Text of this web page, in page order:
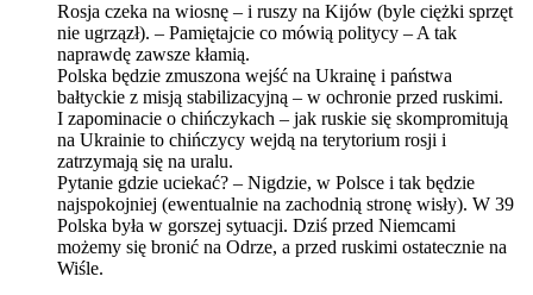
Rosja czeka na wiosnę – i ruszy na Kijów (byle ciężki sprzęt
nie ugrzązł). – Pamiętajcie co mówią politycy – A tak
naprawdę zawsze kłamią.
Polska będzie zmuszona wejść na Ukrainę i państwa
bałtyckie z misją stabilizacyjną – w ochronie przed ruskimi.
I zapominacie o chińczykach – jak ruskie się skompromitują
na Ukrainie to chińczycy wejdą na terytorium rosji i
zatrzymają się na uralu.
Pytanie gdzie uciekać? – Nigdzie, w Polsce i tak będzie
najspokojniej (ewentualnie na zachodnią stronę wisły). W 39
Polska była w gorszej sytuacji. Dziś przed Niemcami
możemy się bronić na Odrze, a przed ruskimi ostatecznie na
Wiśle.